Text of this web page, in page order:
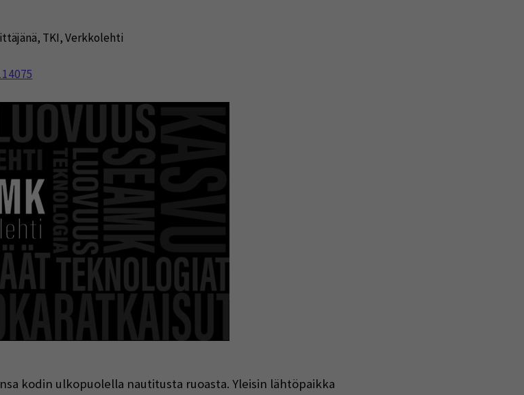
, TKI,Verkkolehti
kodin ulkopuolella nautitusta ruoasta. Yleisin lähtöpaikka